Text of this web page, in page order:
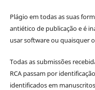
Plágio em todas as suas
antiético de publicação e é
usar software ou quaisquer
Todas as submissões
RCA passam por
identificados em